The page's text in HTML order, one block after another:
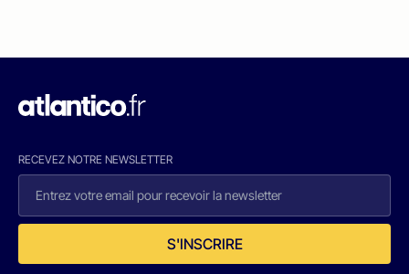
RECEVEZ NOTRE NEWSLETTER
S'INSCRIRE